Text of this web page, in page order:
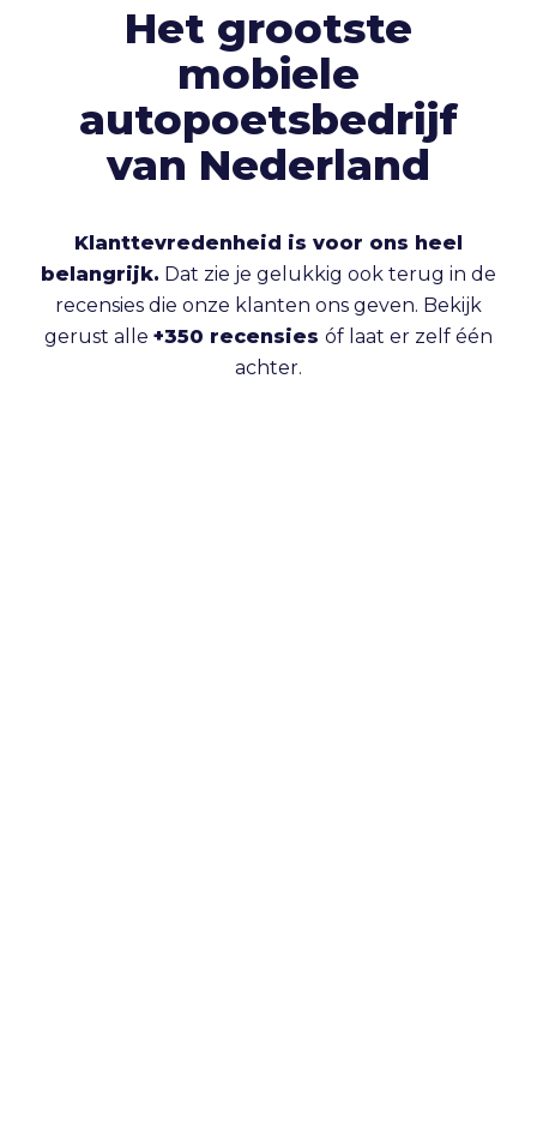
Het grootste
mobiele
autopoetsbedrijf
van Nederland
Klanttevredenheid is voor ons heel
belangrijk. Dat zie je gelukkig ook terug in de
recensies die onze klanten ons geven. Bekijk
gerust alle +350 recensies óf laat er zelf één
achter.